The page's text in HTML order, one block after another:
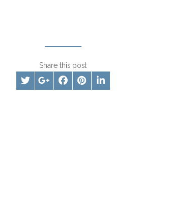
Share this post